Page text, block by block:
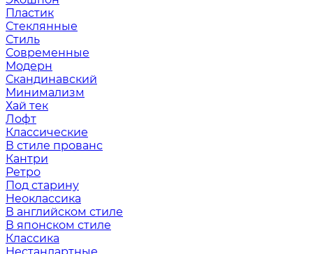
Пластик
Стеклянные
Стиль
Современные
Модерн
Скандинавский
Минимализм
Хай тек
Лофт
Классические
В стиле прованс
Кантри
Ретро
Под старину
Неоклассика
В английском стиле
В японском стиле
Классика